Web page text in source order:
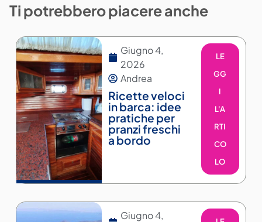
Ti potrebbero piacere anche
Giugno 4,
2026
Andrea
Ricette veloci
in barca: idee
pratiche per
pranzi freschi
a bordo
LE
GG
I
L'A
RTI
CO
LO
Giugno 4,